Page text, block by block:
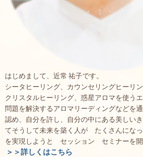
はじめまして、近常 祐子です。
シータヒーリング、カウンセリングヒーリ
クリスタルヒーリング、惑星アロマを使う
問題を解決するアロマリーディングなどを
認め、自分を許し、自分の中にある美しい
てそうして未来を築く人が たくさんにな
を実現しようと セッション セミナーを開
＞＞詳しくはこちら